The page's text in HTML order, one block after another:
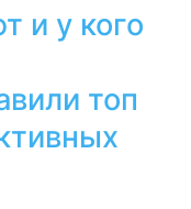
и у кого
топ